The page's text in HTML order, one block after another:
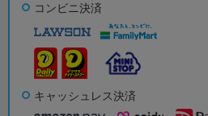
コンビニ決済
キャッシュレス決済